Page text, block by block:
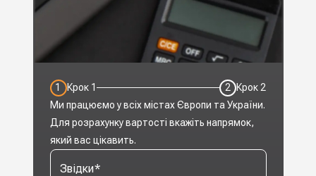
1 Крок1 2 Крок2
Ми працюємо у всіх містах Європи та України.
Для розрахунку вартості вкажіть напрямок,
який вас цікавить.
Звідки*